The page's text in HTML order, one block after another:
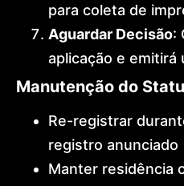
para coleta de
Aguardar Decisão:
aplicação e emitirá
Manutenção do
Re-registrar
registro anunciado
Manter residência